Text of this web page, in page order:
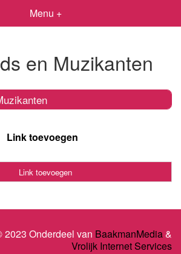
Menu +
en Muzikanten
Link toevoegen
Link toevoegen
2023 Onderdeel van BaakmanMedia&
Vrolijk Internet Services